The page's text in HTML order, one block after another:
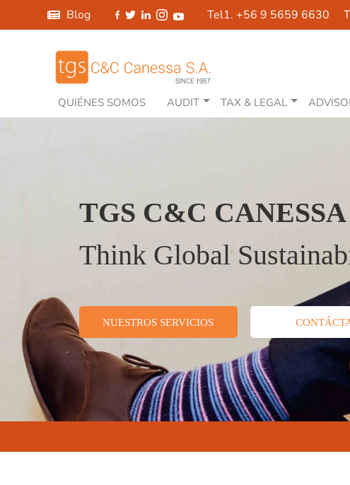
Blog Tel1. +56 9 5659 6630
QUIÉNES SOMOS AUDIT TAX & LEGAL
TGS C&C CANESSA
Think Global
NUESTROS SERVICIOS